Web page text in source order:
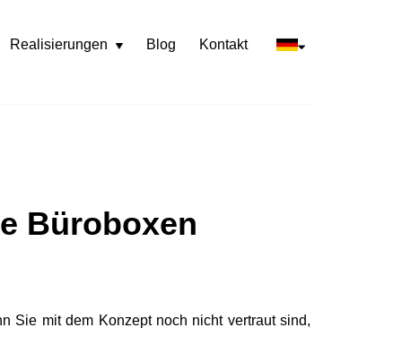
Realisierungen Rozwiń
Blog Kontakt
Büroboxen
Sie mit dem Konzept noch nicht vertraut sind,